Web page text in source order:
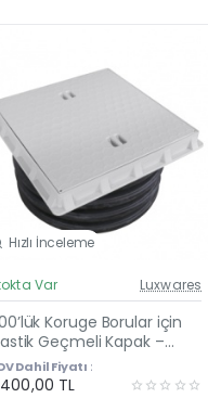
Hızlı İnceleme
Var Luxwares
Koruge Borular için
Geçmeli Kapak –
600 mm Koruge
Kapağı
Dahil Fiyatı :
TL